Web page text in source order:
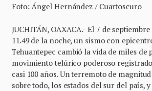
Foto: Ángel Hernández / Cuartoscuro
JUCHITÁN, OAXACA.- El 7 de septiembre
11.49 de la noche, un sismo con
Tehuantepec cambió la vida de miles de
movimiento telúrico poderoso
casi 100 años. Un terremoto de
sobre todo, los estados del sur del país,